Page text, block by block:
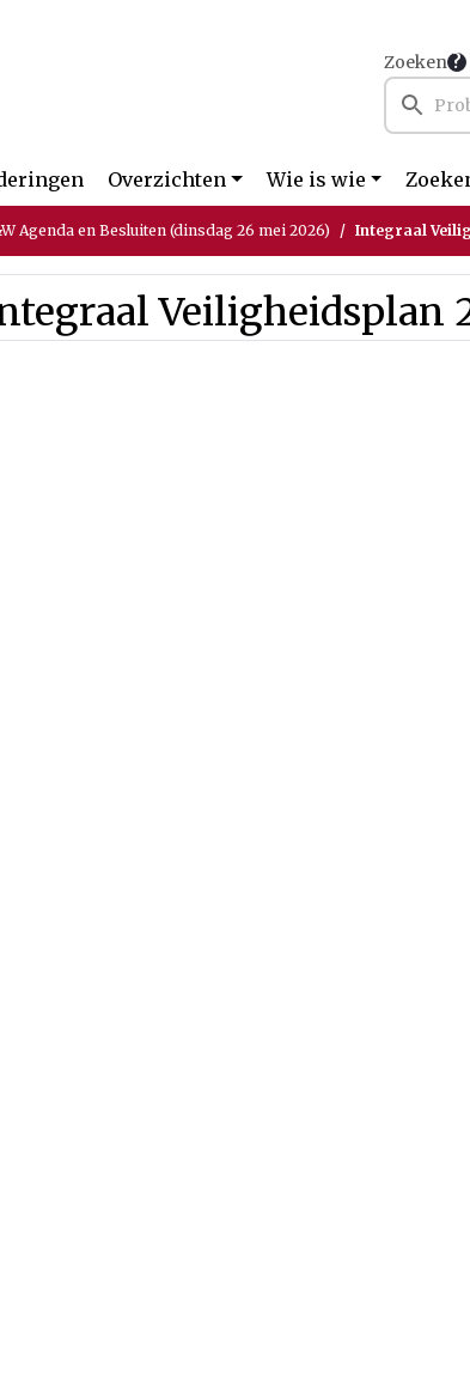
Zoeken
Overzichten Wie is wie
Agenda en Besluiten (dinsdag 26 mei 2026) Integraal
Veiligheidsplan